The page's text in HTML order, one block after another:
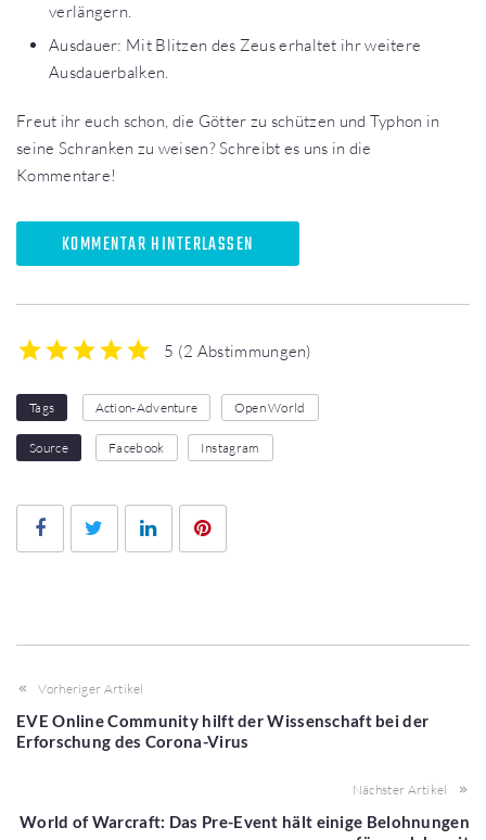
verlängern.
Ausdauer: Mit Blitzen des Zeus erhaltet ihr weitere
Ausdauerbalken.
Freut ihr euch schon, die Götter zu schützen und Typhon in
seine Schranken zu weisen? Schreibt es uns in die
Kommentare!
KOMMENTAR HINTERLASSEN
5 (2 Abstimmungen)
Tags Action-Adventure Open World
Source Facebook Instagram
FacebookTwitter LinkedIn
Vorheriger Artikel
EVE Online Community hilft der Wissenschaft bei der
Erforschung des Corona-Virus
Nächster Artikel
World of Warcraft: Das Pre-Event hält einige Belohnungen